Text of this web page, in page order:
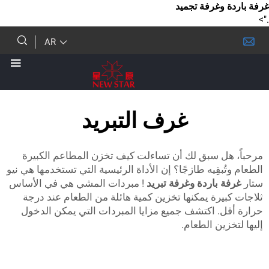
تجميد
غرف التبريد
سبق لك أن تساءلت كيف تخزن المطاعم الكبيرة
طازجًا؟ إن الأداة الرئيسية التي تستخدمها هي نيو
باردة وغرفة تبريد! مبردات المشي هي في الأساس
يمكنها تخزين كمية هائلة من الطعام عند درجة
اكتشف جميع مزايا المبردات التي يمكن الدخول
الطعام.